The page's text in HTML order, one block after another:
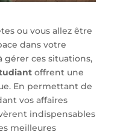
ou vous allez être
dans votre
gérer ces situations,
offrent une
En permettant de
vos affaires
indispensables
meilleures